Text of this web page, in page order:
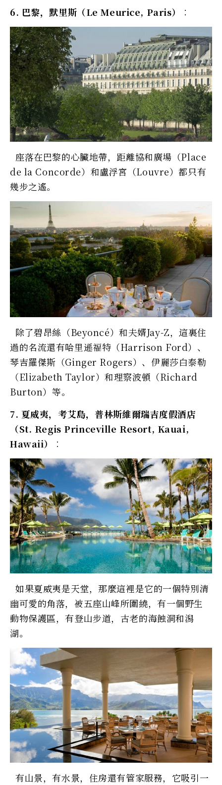
6. 巴黎，默里斯（Le Meurice, Paris）︰
座落在巴黎的心臟地帶，距離協和廣場（Place
de la Concorde）和盧浮宮（Louvre）都只有
幾步之遙。
除了碧昂絲（Beyoncé）和夫婿Jay-Z，這裏住
過的名流還有哈里遜福特（Harrison Ford）、
琴吉羅傑斯（Ginger Rogers）、伊麗莎白泰勒
（Elizabeth Taylor）和理察波頓（Richard
Burton）等。
7. 夏威夷，考艾島，普林斯維爾瑞吉度假酒店
（St. Regis Princeville Resort, Kauai,
Hawaii）︰
如果夏威夷是天堂，那麼這裡是它的一個特別清
幽可愛的角落，被五座山峰所圍繞，有一個野生
動物保護區，有登山步道，古老的海蝕洞和潟
湖。
有山景，有水景，住房還有管家服務，它吸引一